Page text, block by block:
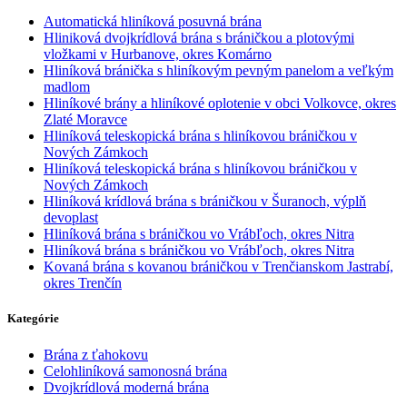
Automatická hliníková posuvná brána
Hliniková dvojkrídlová brána s bráničkou a plotovými
vložkami v Hurbanove, okres Komárno
Hliníková bránička s hliníkovým pevným panelom a veľkým
madlom
Hliníkové brány a hliníkové oplotenie v obci Volkovce, okres
Zlaté Moravce
Hliníková teleskopická brána s hliníkovou bráničkou v
Nových Zámkoch
Hliníková teleskopická brána s hliníkovou bráničkou v
Nových Zámkoch
Hliníková krídlová brána s bráničkou v Šuranoch, výplň
devoplast
Hliníková brána s bráničkou vo Vrábľoch, okres Nitra
Hliníková brána s bráničkou vo Vrábľoch, okres Nitra
Kovaná brána s kovanou bráničkou v Trenčianskom Jastrabí,
okres Trenčín
Kategórie
Brána z ťahokovu
Celohliníková samonosná brána
Dvojkrídlová moderná brána